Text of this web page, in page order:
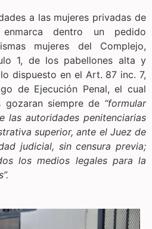
a las mujeres privadas de
dentro un pedido
mujeres del Complejo,
1, de los pabellones alta y
dispuesto en el Art. 87 inc. 7,
de Ejecución Penal, el cual
gozaran siempre de “formular
las autoridades penitenciarias
superior, ante el Juez de
judicial, sin censura previa;
los medios legales para la